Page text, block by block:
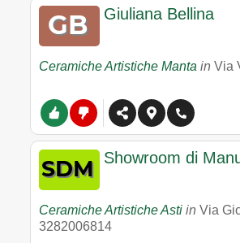
Giuliana Bellina
Ceramiche Artistiche Manta in Via
Showroom di
Ceramiche Artistiche Asti in Via
3282006814